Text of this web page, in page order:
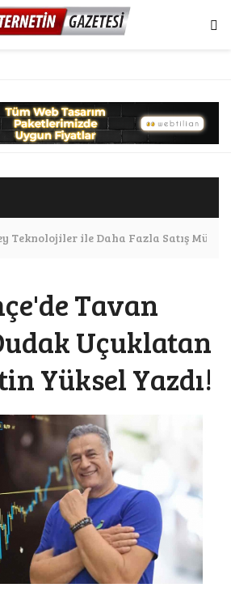
ile Daha Fazla Satış
Tavan
Uçuklatan
Yüksel Yazdı!